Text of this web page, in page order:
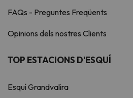
FAQs - Preguntes Freqüents
Opinions dels nostres Clients
TOP ESTACIONS D'ESQUÍ
Esquí Grandvalira